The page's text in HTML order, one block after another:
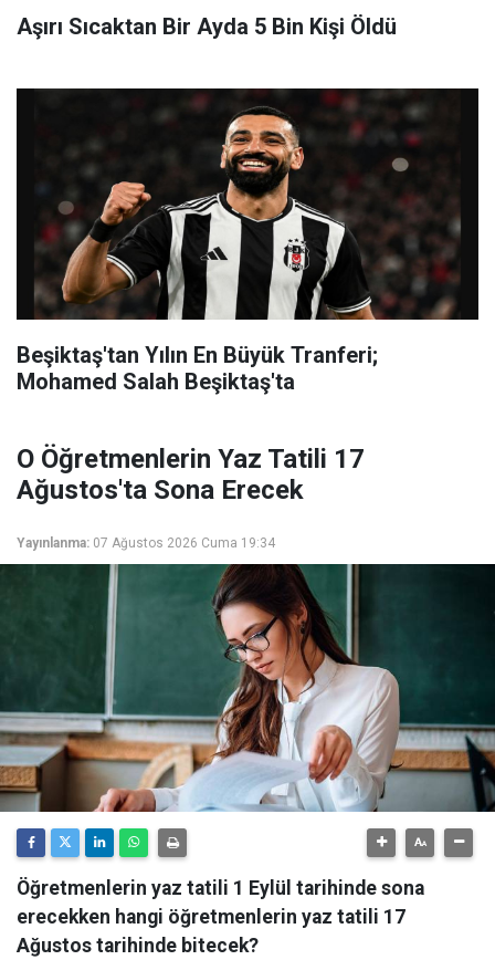
Aşırı Sıcaktan Bir Ayda 5 Bin Kişi Öldü
Beşiktaş'tan Yılın En Büyük Tranferi;
Mohamed Salah Beşiktaş'ta
O Öğretmenlerin Yaz Tatili 17
Ağustos'ta Sona Erecek
Yayınlanma: 07 Ağustos 2026 Cuma 19:34
Öğretmenlerin yaz tatili 1 Eylül tarihinde sona
erecekken hangi öğretmenlerin yaz tatili 17
Ağustos tarihinde bitecek?